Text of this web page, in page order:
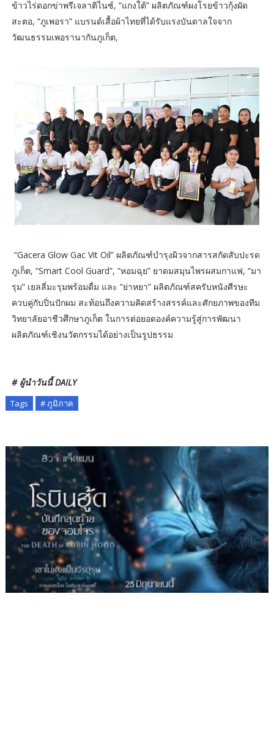
ข้าวไร่ดอกข่าพรีเจลาติไนซ์, “แกงใต้” ผลิตภัณฑ์ผงโรยข้าวกุ้งผัด
สะตอ, “ภูเพอรา” แบรนด์เสื้อผ้าไทยที่ได้รับแรงบันดาลใจจาก
วัฒนธรรมเพอรานากันภูเก็ต,
“Gacera Glow Gac Vit Oil” ผลิตภัณฑ์บำรุงผิวจากสารสกัดสับปะรด
ภูเก็ต, “Smart Cool Guard”, “หอมฉุย” ยาดมสมุนไพรผสมกาแฟ, “มา
รุม” เยลลี่มะรุมพร้อมดื่ม และ “ย่าหยา” ผลิตภัณฑ์สครับหนังศีรษะ
ควบคู่กับปิ่นปักผม สะท้อนถึงความคิดสร้างสรรค์และศักยภาพของทีม
วิทยาลัยอาชีวศึกษาภูเก็ต ในการต่อยอดองค์ความรู้สู่การพัฒนา
ผลิตภัณฑ์เชิงนวัตกรรมได้อย่างเป็นรูปธรรม
# ผู้นำวันนี้ DAILY
Tags # ภูมิภาค